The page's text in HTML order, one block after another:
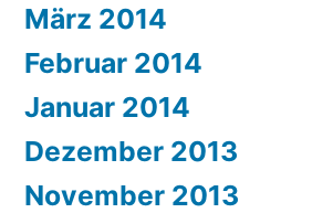
März 2014
Februar 2014
Januar 2014
Dezember 2013
November 2013